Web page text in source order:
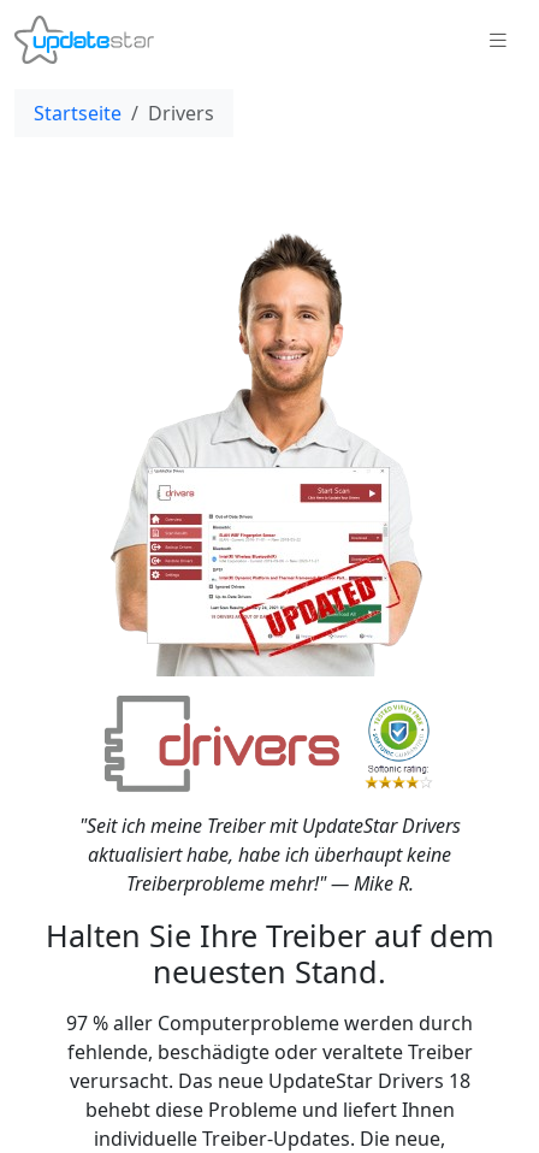
Startseite Drivers
"Seit ich meine Treiber mit UpdateStar Drivers
aktualisiert habe, habe ich überhaupt keine
Treiberprobleme mehr!" — Mike R.
Halten Sie Ihre Treiber auf dem
neuesten Stand.
97 % aller Computerprobleme werden durch
fehlende, beschädigte oder veraltete Treiber
verursacht. Das neue UpdateStar Drivers 18
behebt diese Probleme und liefert Ihnen
individuelle Treiber-Updates. Die neue,